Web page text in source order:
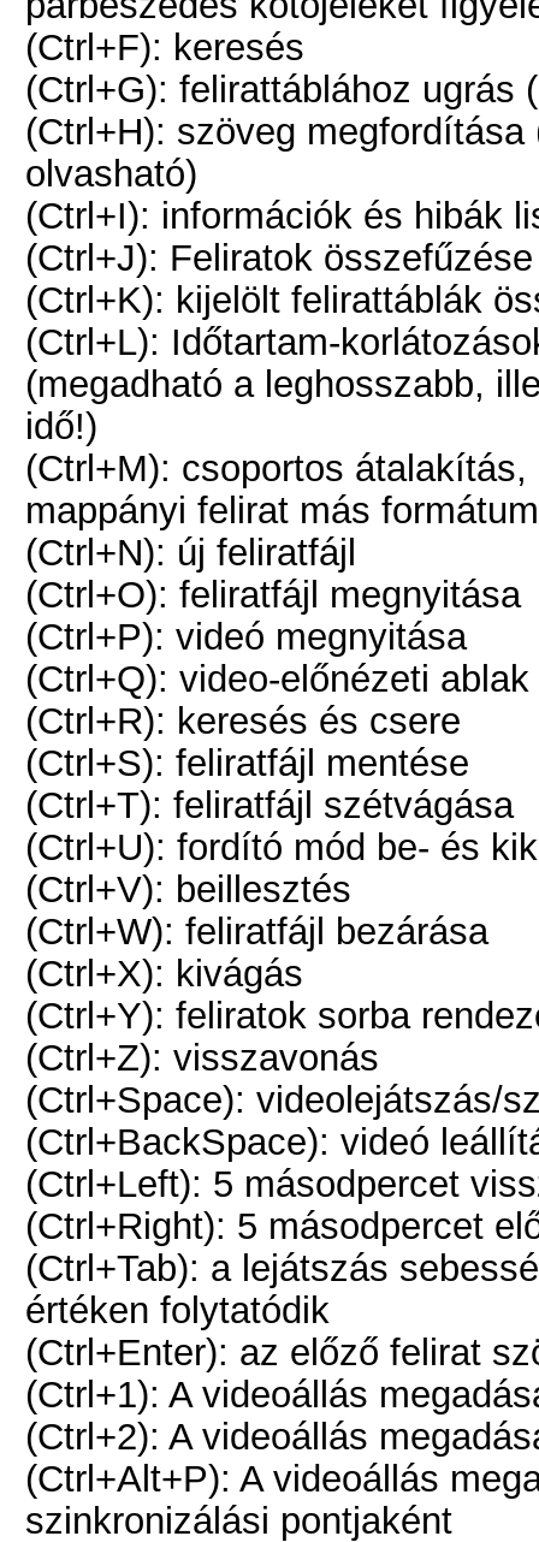
(Ctrl+F): keresés
(Ctrl+G): felirattáblához ugrás
(Ctrl+H): szöveg
olvasható)
(Ctrl+I): információk és hibák
(Ctrl+J): Feliratok
(Ctrl+K): kijelölt felirattáblák
(Ctrl+L): Időtartam-
(megadható a leghosszabb,
idő!)
(Ctrl+M): csoportos
mappányi felirat más
(Ctrl+N): új feliratfájl
(Ctrl+O): feliratfájl megnyitása
(Ctrl+P): videó megnyitása
(Ctrl+Q): video-előnézeti
(Ctrl+R): keresés és csere
(Ctrl+S): feliratfájl mentése
(Ctrl+T): feliratfájl szétvágása
(Ctrl+U): fordító mód be- és
(Ctrl+V): beillesztés
(Ctrl+W): feliratfájl bezárása
(Ctrl+X): kivágás
(Ctrl+Y): feliratok sorba
(Ctrl+Z): visszavonás
(Ctrl+Space): videolejátszás/
(Ctrl+BackSpace): videó
(Ctrl+Left): 5 másodpercet
(Ctrl+Right): 5 másodpercet
(Ctrl+Tab): a lejátszás
értéken folytatódik
(Ctrl+Enter): az előző felirat
(Ctrl+1): A videoállás
(Ctrl+2): A videoállás
(Ctrl+Alt+P): A videoállás
szinkronizálási pontjaként